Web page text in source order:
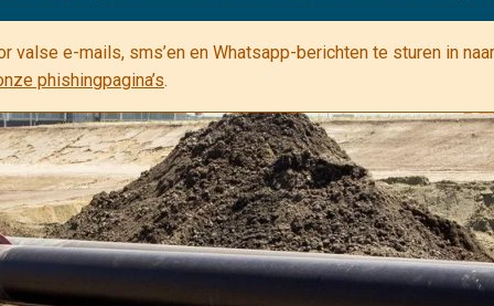
e-mails, sms’en en Whatsapp-berichten te sturen in
phishingpagina’s.